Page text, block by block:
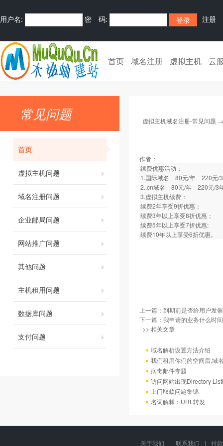
用户名: 密 码: 注册
首页 域名注册 虚拟主机 云
常见问题
首页
虚拟主机问题
域名注册问题
企业邮局问题
网站推广问题
其他问题
主机租用问题
数据库问题
支付问题
虚拟主机域名注册-常见问题
作者：
续费优惠活动：
1.国际域名 80元/年 220元/
2..cn域名 80元/年 220元/3
3.虚拟主机续费：
续费2年享受9折优惠：
续费3年以上享受8折优惠；
续费5年以上享受7折优惠;
续费10年以上享受6折优惠。
上一篇： 到期前是否给用户发
下一篇： 我申请的业务什么时
>> 相关文章
域名解析设置方法介绍
我们租用你们的空间后,域
病毒邮件专题
访问网站出现Directory
上门取款问题集锦
名词解释：URL转发
关于我们 | 联系我们 |
付